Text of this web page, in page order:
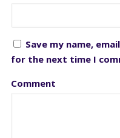
Save my name,
for the next time I
Comment